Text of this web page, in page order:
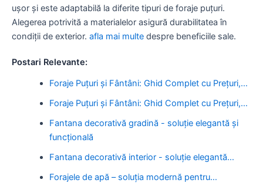
ușor și este adaptabilă la diferite tipuri de foraje puțuri.
Alegerea potrivită a materialelor asigură durabilitatea în
condiții de exterior. afla mai multe despre beneficiile sale.
Postari Relevante:
Foraje Puțuri și Fântâni: Ghid Complet cu Prețuri,…
Foraje Puțuri și Fântâni: Ghid Complet cu Prețuri,…
Fantana decorativă gradină - soluție elegantă și
funcțională
Fantana decorativă interior - soluție elegantă…
Forajele de apă – soluția modernă pentru…